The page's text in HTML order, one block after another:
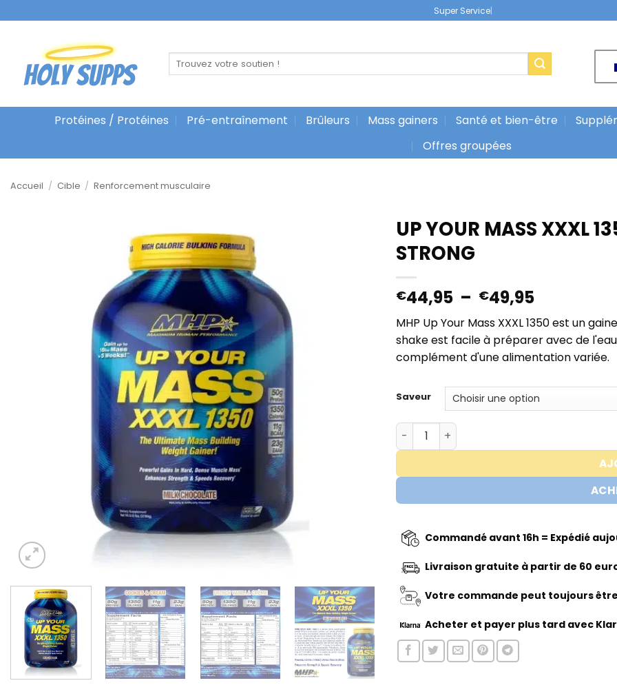
to
|
Recherche
Protéines / Protéines Pré-entraînement Brûleurs Mass gainers Santé et bien-être
Offres groupées
Accueil / Cible / Renforcement musculaire
UP YOUR MASS XXXL
STRONG
€44,95 – €49,95Plage
de
prix :
€44,95
à
MHP Up Your Mass XXXL 1350 est un
shake est facile à préparer avec de
complément d'une alimentation variée.
Saveur
quantité de UP YOUR MASS XXXL 1350 -
Commandé avant 16h = Expédié
Livraison gratuite à partir de 60
Votre commande peut toujours
Acheter et payer plus tard avec